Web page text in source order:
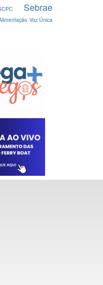
Sebrae
Voz Única